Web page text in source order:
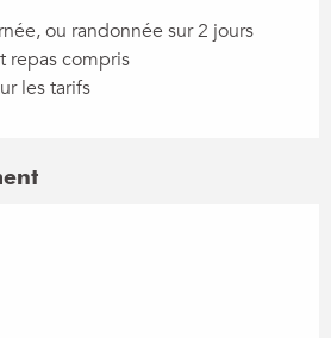
ou randonnée sur 2 jours
repas compris
les tarifs